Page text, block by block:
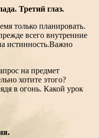
Третий глаз.
только планировать.
всего внутренние
истинность.Важно
на предмет
хотите этого?
в огонь. Какой урок